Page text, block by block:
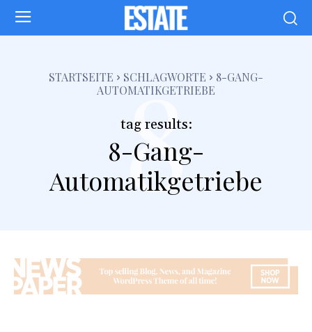
STARTSEITE SCHLAGWORTE
8-GANG-
AUTOMATIKGETRIEBE
tag results:
8-Gang-
Automatikgetriebe
8